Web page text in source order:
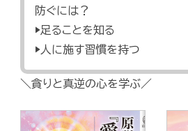
防ぐには？
▶足ることを知る
▶人に施す習慣を持つ
＼貪りと真逆の心を学ぶ／